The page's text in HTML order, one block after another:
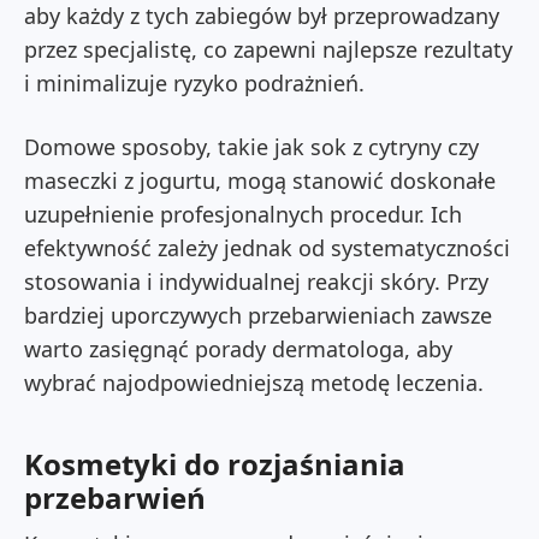
aby każdy z tych zabiegów był przeprowadzany
przez specjalistę, co zapewni najlepsze rezultaty
i minimalizuje ryzyko podrażnień.
Domowe sposoby, takie jak sok z cytryny czy
maseczki z jogurtu, mogą stanowić doskonałe
uzupełnienie profesjonalnych procedur. Ich
efektywność zależy jednak od systematyczności
stosowania i indywidualnej reakcji skóry. Przy
bardziej uporczywych przebarwieniach zawsze
warto zasięgnąć porady dermatologa, aby
wybrać najodpowiedniejszą metodę leczenia.
Kosmetyki do rozjaśniania
przebarwień